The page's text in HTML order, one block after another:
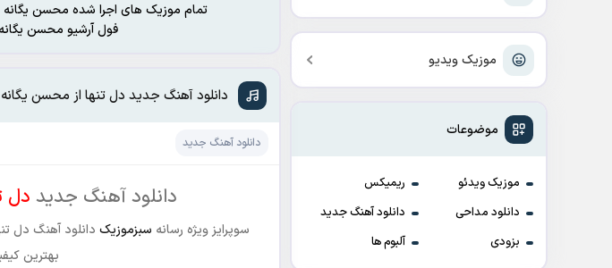
موزیک ویدیو
موضوعات
موزیک ویدئو
ریمیکس
دانلود مداحی
دانلود آهنگ جدید
بزودی
آلبوم ها
تمام موزیک های اجرا شده محسن
فول آرشیو محسن
دانلود آهنگ جدید دل تنها از محسن یگانه
دانلود آهنگ جدید
دانلود آهنگ جدید دل
سوپرایز ویژه رسانه سبزموزیک دانلود آهنگ دل
بهترین